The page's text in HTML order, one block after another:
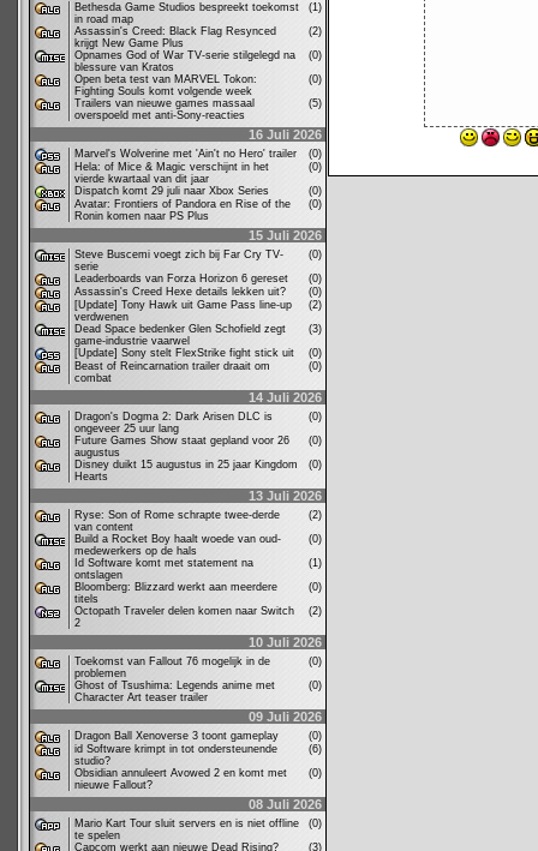
Bethesda Game Studios bespreekt toekomst
in road map
(1)
Assassin's Creed: Black Flag Resynced
krijgt New Game Plus
(2)
Opnames God of War TV-serie stilgelegd na
blessure van Kratos
(0)
Open beta test van MARVEL Tokon:
Fighting Souls komt volgende week
(0)
Trailers van nieuwe games massaal
overspoeld met anti-Sony-reacties
(5)
16 Juli 2026
Marvel's Wolverine met 'Ain't no Hero' trailer
(0)
Hela: of Mice & Magic verschijnt in het
vierde kwartaal van dit jaar
(0)
Dispatch komt 29 juli naar Xbox Series
(0)
Avatar: Frontiers of Pandora en Rise of the
Ronin komen naar PS Plus
(0)
15 Juli 2026
Steve Buscemi voegt zich bij Far Cry TV-
serie
(0)
Leaderboards van Forza Horizon 6 gereset
(0)
Assassin's Creed Hexe details lekken uit?
(0)
[Update] Tony Hawk uit Game Pass line-up
verdwenen
(2)
Dead Space bedenker Glen Schofield zegt
game-industrie vaarwel
(3)
[Update] Sony stelt FlexStrike fight stick uit
(0)
Beast of Reincarnation trailer draait om
combat
(0)
14 Juli 2026
Dragon's Dogma 2: Dark Arisen DLC is
ongeveer 25 uur lang
(0)
Future Games Show staat gepland voor 26
augustus
(0)
Disney duikt 15 augustus in 25 jaar Kingdom
Hearts
(0)
13 Juli 2026
Ryse: Son of Rome schrapte twee-derde
van content
(2)
Build a Rocket Boy haalt woede van oud-
medewerkers op de hals
(0)
Id Software komt met statement na
ontslagen
(1)
Bloomberg: Blizzard werkt aan meerdere
titels
(0)
Octopath Traveler delen komen naar Switch
2
(2)
10 Juli 2026
Toekomst van Fallout 76 mogelijk in de
problemen
(0)
Ghost of Tsushima: Legends anime met
Character Art teaser trailer
(0)
09 Juli 2026
Dragon Ball Xenoverse 3 toont gameplay
(0)
id Software krimpt in tot ondersteunende
studio?
(6)
Obsidian annuleert Avowed 2 en komt met
nieuwe Fallout?
(0)
08 Juli 2026
Mario Kart Tour sluit servers en is niet offline
te spelen
(0)
Capcom werkt aan nieuwe Dead Rising?
(3)